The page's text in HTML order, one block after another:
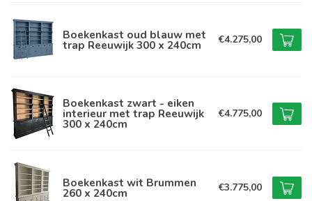
Boekenkast oud blauw met
trap Reeuwijk 300 x 240cm €4.275,00
Boekenkast zwart - eiken
interieur met trap Reeuwijk
300 x 240cm
€4.775,00
Boekenkast wit Brummen
260 x 240cm €3.775,00